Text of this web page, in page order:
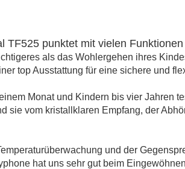
TF525 punktet mit vielen Funktionen
als das Wohlergehen ihres
top Ausstattung für eine sichere und
Monat und Kindern bis vier Jahren
sie vom kristallklaren Empfang, der
und der
hat uns sehr gut beim